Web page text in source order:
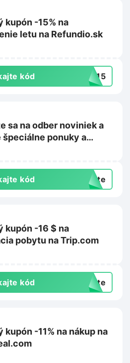
kupón -15% na
letu na Refundio.sk
kód TE15
sa na odber noviniek a
špeciálne ponuky a
kód exte
kupón -16 $ na
pobytu na Trip.com
kód exte
kupón -11% na nákup na